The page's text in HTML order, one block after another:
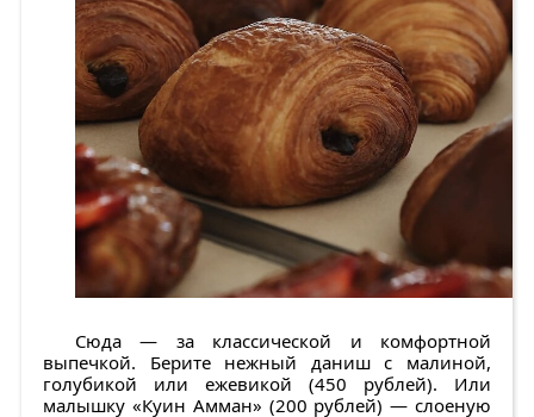
Сюда — за классической и комфортной
выпечкой. Берите нежный даниш с малиной,
голубикой или ежевикой (450 рублей). Или
малышку «Куин Амман» (200 рублей) — слоеную